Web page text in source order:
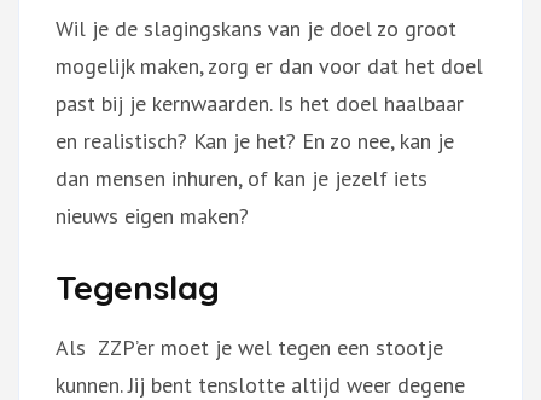
Wil je de slagingskans van je doel zo groot
mogelijk maken, zorg er dan voor dat het doel
past bij je kernwaarden. Is het doel haalbaar
en realistisch? Kan je het? En zo nee, kan je
dan mensen inhuren, of kan je jezelf iets
nieuws eigen maken?
Tegenslag
Als ZZP’er moet je wel tegen een stootje
kunnen. Jij bent tenslotte altijd weer degene